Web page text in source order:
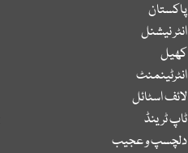
پاکستان
انٹر نیشنل
کھیل
انٹرٹینمنٹ
لائف اسٹائل
ٹاپ ٹرینڈ
دلچسپ و عجیب